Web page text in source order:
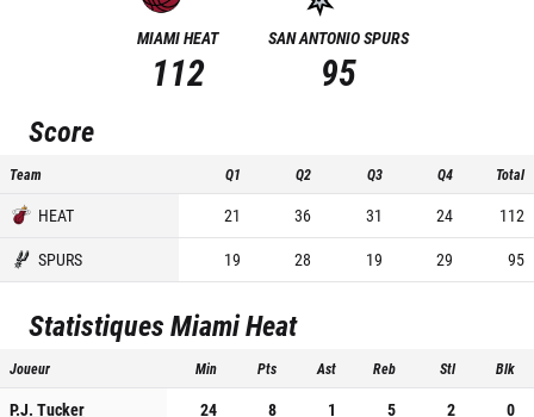
MIAMI HEAT
112
SAN ANTONIO SPURS
95
Score
Team Q1 Q2 Q3 Q4 Total
HEAT 21 36 31 24
112
SPURS
19 28 19 29 95
StatistiquesMiami Heat
Joueur Min Pts Ast Reb Stl Blk
P.J. Tucker 24 8 1 5 2
0